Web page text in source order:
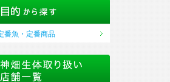
番魚・定番商品